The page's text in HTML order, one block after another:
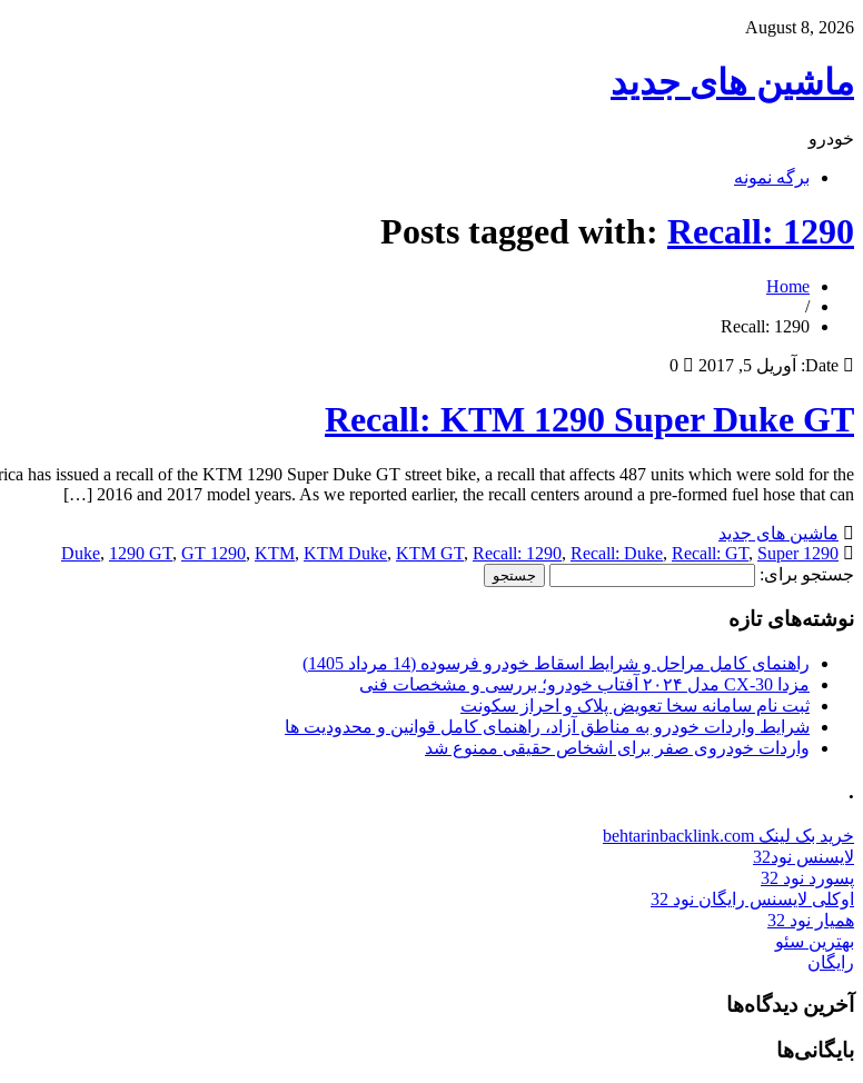
August 8, 2026
ماشین های جدید
خودرو
برگه نمونه
Posts tagged with: Recall: 1290
Home
/
Recall: 1290
Date: آوریل 5, 2017 0
Recall: KTM 1290 Super Duke GT
issued a recall of the KTM 1290 Super Duke GT street bike, a recall that affects 487 units which were sold for the
2016 and 2017 model years. As we reported earlier, the recall centers around a pre-formed fuel hose that can […]
ماشین های جدید
1290 Duke
, 1290 GT, GT 1290, KTM, KTM Duke, KTM GT, Recall: 1290, Recall: Duke, Recall: GT, Super
جستجو برای:
نوشته‌های تازه
راهنمای کامل مراحل و شرایط اسقاط خودرو فرسوده (14 مرداد 1405)
مزدا CX-30 مدل ۲۰۲۴ آفتاب خودرو؛ بررسی و مشخصات فنی
ثبت نام سامانه سخا تعویض پلاک و احراز سکونت
شرایط واردات خودرو به مناطق آزاد، راهنمای کامل قوانین و محدودیت ها
واردات خودروی صفر برای اشخاص حقیقی ممنوع شد
.
خرید بک لینک behtarinbacklink.com
لایسنس نود32
پسورد نود 32
اوکلی لایسنس رایگان نود 32
همیار نود 32
بهترین سئو
رایگان
آخرین دیدگاه‌ها
بایگانی‌ها